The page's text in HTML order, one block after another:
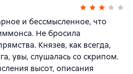
и бессмысленное, что
Не бросила
Князев, как всегда,
увы, слушалась со скрипом.
высот, описания